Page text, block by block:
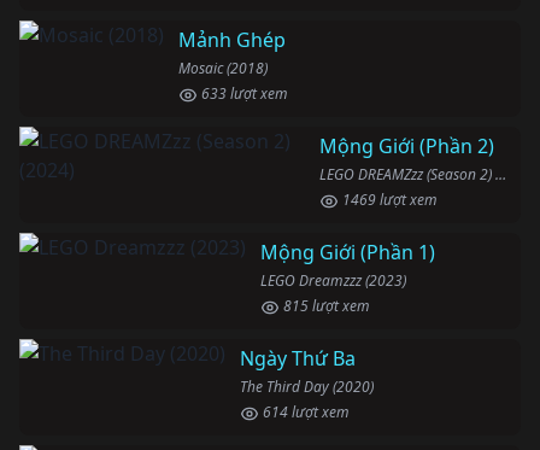
Mảnh Ghép
Mosaic (2018)
633 lượt xem
Mộng Giới (Phần 2)
LEGO DREAMZzz (Season 2) (2024)
1469 lượt xem
Mộng Giới (Phần 1)
LEGO Dreamzzz (2023)
815 lượt xem
Ngày Thứ Ba
The Third Day (2020)
614 lượt xem